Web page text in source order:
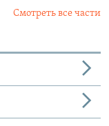
Смотреть все части